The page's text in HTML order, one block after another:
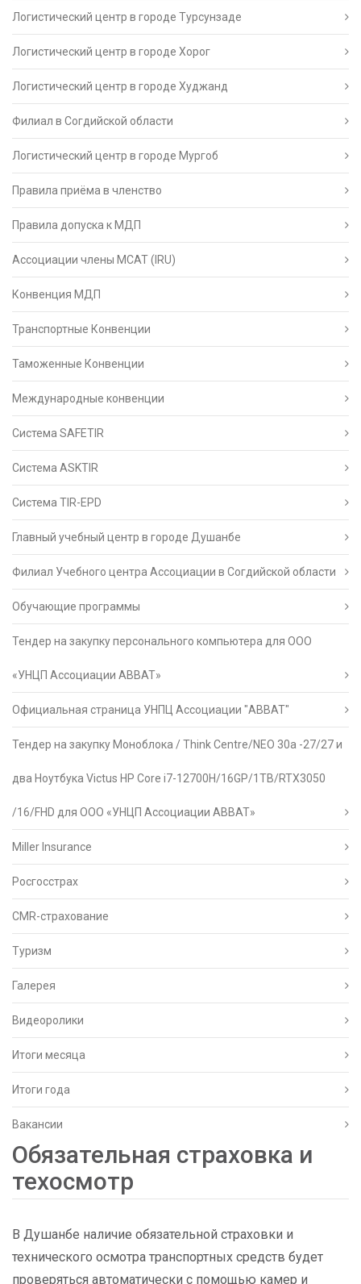
Логистический центр в городе Турсунзаде
Логистический центр в городе Хорог
Логистический центр в городе Худжанд
Филиал в Согдийской области
Логистический центр в городе Мургоб
Правила приёма в членство
Правила допуска к МДП
Ассоциации члены МСАТ (IRU)
Конвенция МДП
Транспортные Конвенции
Таможенные Конвенции
Международные конвенции
Система SAFETIR
Система ASKTIR
Система TIR-EPD
Главный учебный центр в городе Душанбе
Филиал Учебного центра Ассоциации в Согдийской области
Обучающие программы
Тендер на закупку персонального компьютера для ООО
«УНЦП Ассоциации АВВАТ»
Официальная страница УНПЦ Ассоциации "АВВАТ"
Тендер на закупку Моноблока / Think Centre/NEO 30a -27/27 и
два Ноутбука Victus HP Core i7-12700H/16GP/1TB/RTX3050
/16/FHD для ООО «УНЦП Ассоциации АВВАТ»
Miller Insurance
Росгосстрах
CMR-страхование
Туризм
Галерея
Видеоролики
Итоги месяца
Итоги года
Вакансии
Обязательная страховка и
техосмотр
В Душанбе наличие обязательной страховки и
технического осмотра транспортных средств будет
проверяться автоматически с помощью камер и